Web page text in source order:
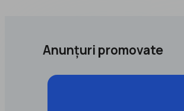
Anunțuri promovate